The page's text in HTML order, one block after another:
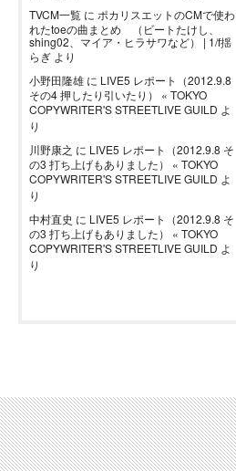
TVCM一覧 に ポカリスエットのCMで使わ
れたtoeの曲まとめ （ビートたけし、
shing02、マイア・ヒラサワなど） | 1/f揺
らぎ より
小野田隆雄 に LIVE5 レポート（2012.9.8
その4 押したり引いたり） « TOKYO
COPYWRITER'S STREETLIVE GUILD よ
り
川野康之 に LIVE5 レポート（2012.9.8 そ
の3 打ち上げもありました） « TOKYO
COPYWRITER'S STREETLIVE GUILD よ
り
中村直史 に LIVE5 レポート（2012.9.8 そ
の3 打ち上げもありました） « TOKYO
COPYWRITER'S STREETLIVE GUILD よ
り